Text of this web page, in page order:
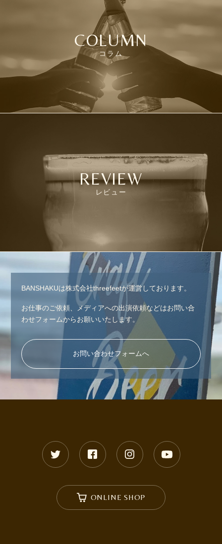
COLUMN
コラム
REVIEW
レビュー
BANSHAKUは株式会社threefeetが運営しております。
お仕事のご依頼、メディアへの出演依頼などはお問い合
わせフォームからお願いいたします。
お問い合わせフォームへ
ONLINE SHOP